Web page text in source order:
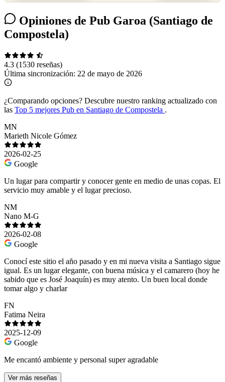
Opiniones de Pub Garoa (Santiago de
Compostela)
4.3 (1530 reseñas)
Última sincronización: 22 de mayo de 2026
¿Comparando opciones? Descubre nuestro ranking actualizado con
las Top 5 mejores Pub en Santiago de Compostela .
MN
Marieth Nicole Gómez
2026-02-25
Google
Un lugar para compartir y conocer gente en medio de unas copas. El
servicio muy amable y el lugar precioso.
NM
Nano M-G
2026-02-08
Google
Conocí este sitio el año pasado y en mi nueva visita a Santiago sigue
igual. Es un lugar elegante, con buena música y el camarero (hoy he
sabido que es José Joaquín) es muy atento. Un buen local donde
tomar algo y charlar
FN
Fatima Neira
2025-12-09
Google
Me encantó ambiente y personal super agradable
Ver más reseñas